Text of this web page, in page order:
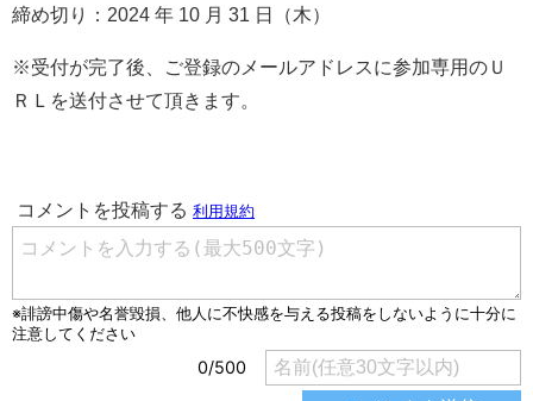
締め切り：2024 年 10 月 31 日（木）
※受付が完了後、ご登録のメールアドレスに参加専用のＵ
ＲＬを送付させて頂きます。